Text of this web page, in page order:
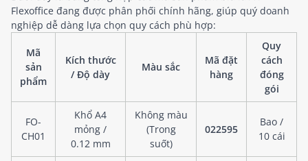
Flexoffice đang được phân phối chính hãng, giúp quý doanh
nghiệp dễ dàng lựa chọn quy cách phù hợp:
Mã
sản
phẩm
Kích thước
/ Độ dày
Màu sắc
Mã đặt
hàng
Quy
cách
đóng
gói
FO-
CH01
Khổ A4
mỏng /
0.12 mm
Không màu
(Trong
suốt)
022595
Bao /
10 cái